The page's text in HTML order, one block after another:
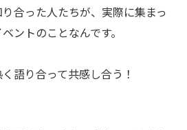
合った人たちが、実際に集まっ
ントのことなんです。
語り合って共感し合う！